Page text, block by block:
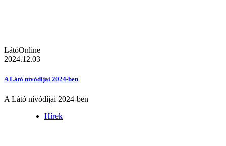
LátóOnline
2024.12.03
A Látó nívódíjai 2024-ben
A Látó nívódíjai 2024-ben
Hírek